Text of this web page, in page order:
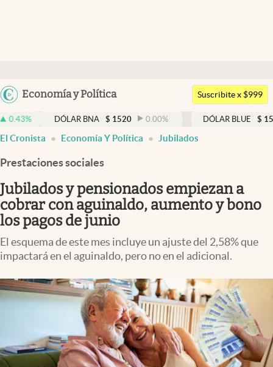
Argentina
Uruguay
Economía y Política
Members
Economía y Política
Finanzas y Mercados
Mercados Online
Negocios
Columnistas
Apertura
Infotechnology
Clase
Mundial 2026
Suscribite x $999
DÓLAR BNA $ 1520 0.00% DÓLAR BLUE $ 1525 -
El Cronista Economía Y Política Jubilados
Prestaciones sociales
Jubilados y pensionados empiezan a
cobrar con aguinaldo, aumento y bono
los pagos de junio
El esquema de este mes incluye un ajuste del 2,58% que
impactará en el aguinaldo, pero no en el adicional.